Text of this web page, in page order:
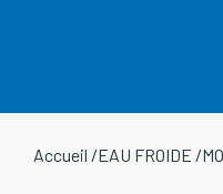
Accueil /EAU FROIDE /